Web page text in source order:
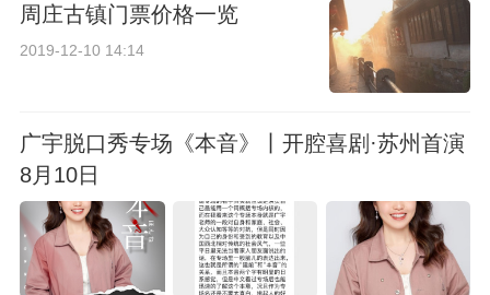
周庄古镇门票价格一览
2019-12-10 14:14
广宇脱口秀专场《本音》丨开腔喜剧·苏州首演
8月10日